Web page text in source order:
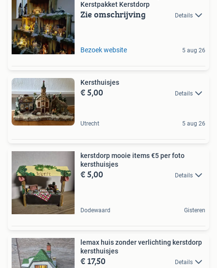
Kerstpakket Kerstdorp
Zie omschrijving Details
Bezoek website 5 aug 26
Kersthuisjes
€ 5,00 Details
Utrecht 5 aug 26
kerstdorp mooie items €5 per foto
kersthuisjes
€ 5,00 Details
Dodewaard Gisteren
lemax huis zonder verlichting kerstdorp
kersthuisjes
€ 17,50 Details